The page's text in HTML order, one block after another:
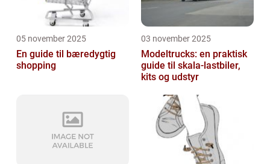
05 november 2025
En guide til bæredygtig
shopping
03 november 2025
Modeltrucks: en praktisk
guide til skala-lastbiler,
kits og udstyr